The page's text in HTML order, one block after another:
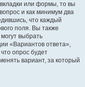
или формы, то вы
и как минимум два
что каждый
поля. Вы также
выбрать
«Вариантов ответа»,
опрос будет
вариант, за который